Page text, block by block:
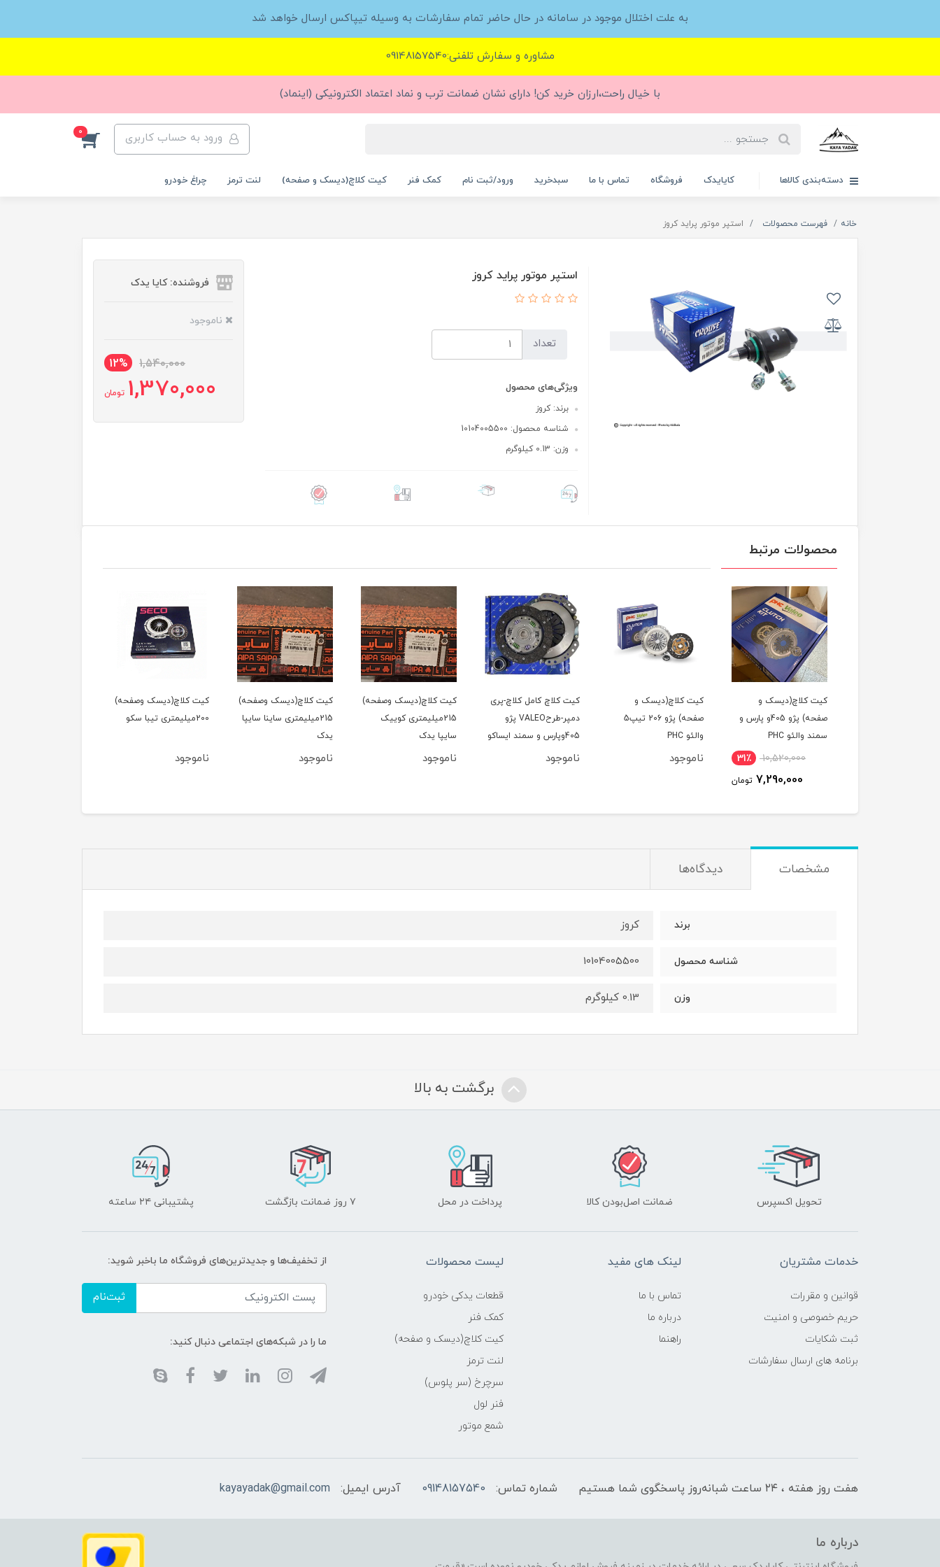
به علت اختلال موجود در سامانه در حال حاضر تمام سفارشات به وسیله تیپاکس ارسال خواهد شد
مشاوره و سفارش تلفنی:09148157540
با خیال راحت،ارزان خرید کن! دارای نشان ضمانت ترب و نماد اعتماد الکترونیکی (اینماد)
ورود به حساب کاربری 0
دسته‌بندی کالاها کایایدک فروشگاه تماس با ما سبدخرید ورود/ثبت نام کمک فنر کیت کلاچ(دیسک و صفحه) لنت ترمز چراغ خودرو
خانه فهرست محصولات استپر موتور پراید کروز
استپر موتور پراید کروز
تعداد
ویژگی‌های محصول
برند: کروز
شناسه محصول: 10104005500
وزن: 0.13 کیلوگرم
فروشنده: کایا یدک
ناموجود
1,540,000
12%
1,370,000 تومان
محصولات مرتبط
کیت کلاچ(دیسک و
صفحه) پژو 405و پارس و
سمند والئو PHC
10,520,000 31٪
7,290,000 تومان
کیت کلاچ(دیسک و
صفحه) پژو 206 تیپ5
والئو PHC
ناموجود
کیت کلاچ کامل کلاچ-پری
دمپر-طرحVALEO پژو
405وپارس و سمند ایساکو
ناموجود
کیت کلاچ(دیسک وصفحه)
215میلیمتری کوییک
سایپا یدک
ناموجود
کیت کلاچ(دیسک وصفحه)
215میلیمتری ساینا سایپا
یدک
ناموجود
کیت کلاچ(دیسک وصفحه)
200میلیمتری تیبا سکو
ناموجود
مشخصات دیدگاه‌ها
برند کروز
شناسه محصول 10104005500
وزن 0.13 کیلوگرم
برگشت به بالا
تحویل اکسپرس ضمانت اصل‌بودن کالا پرداخت در محل ۷ روز ضمانت بازگشت پشتیبانی ۲۴ ساعته
خدمات مشتریان
قوانین و مقررات
حریم خصوصی و امنیت
ثبت شکایات
برنامه های ارسال سفارشات
لینک های مفید
تماس با ما
درباره ما
راهنما
لیست محصولات
قطعات یدکی خودرو
کمک فنر
کیت کلاچ(دیسک و صفحه)
لنت ترمز
سرچرخ (سر پلوس)
فنر لول
شمع موتور
از تخفیف‌ها و جدیدترین‌های فروشگاه ما باخبر شوید:
ثبت‌نام
ما را در شبکه‌های اجتماعی دنبال کنید:
هفت روز هفته ، ۲۴ ساعت شبانه‌روز پاسخگوی شما هستیم شماره تماس: 09148157540 آدرس ایمیل: kayayadak@gmail.com
درباره ما